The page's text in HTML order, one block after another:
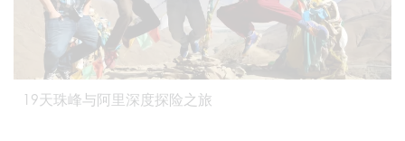
19天珠峰与阿里深度探险之旅